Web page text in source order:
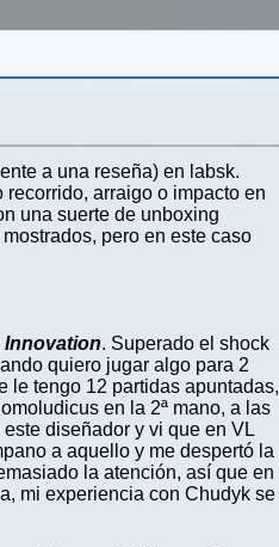
a una reseña) en labsk.
arraigo o impacto en
una suerte de unboxing
pero en este caso
Innovation. Superado el shock
quiero jugar algo para 2
le tengo 12 partidas apuntadas,
en la 2ª mano, a las
diseñador y vi que en VL
a aquello y me despertó la
la atención, así que en
mi experiencia con Chudyk se